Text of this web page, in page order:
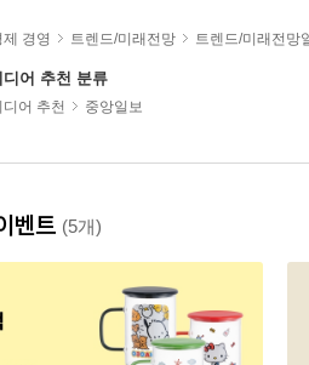
제 경영 트렌드/미래전망 트렌드/미래전망
어 추천 분류
디어 추천 중앙일보
벤트 (5개)